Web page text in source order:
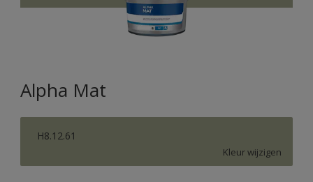
Alpha Mat
H8.12.61
Kleur wijzigen